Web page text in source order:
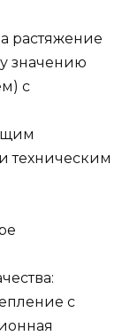
растяжение
значению
с
техническим
с